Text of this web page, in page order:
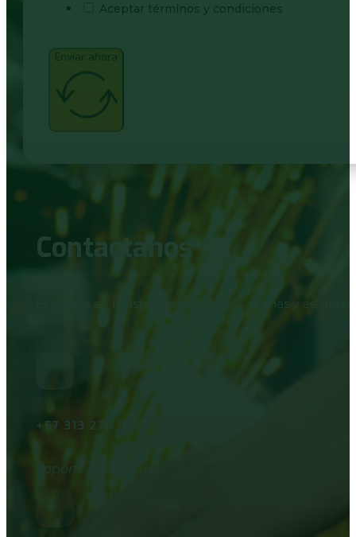
Aceptar términos y condiciones
Enviar ahora
Contactanos
Expertos en resistencias eléctricas, saunas y
+57 313 270 0275
Soporte de ventas